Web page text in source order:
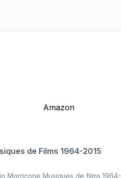
Amazon
de Films 1964-2015
Morricone Musiques de films 1964-